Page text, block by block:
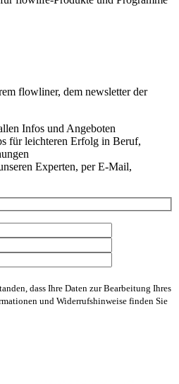
flowliner, dem newsletter der
Infos und Angeboten
für leichteren Erfolg in Beruf,
Experten, per E-Mail,
dass Ihre Daten zur Bearbeitung Ihres
und Widerrufshinweise finden Sie